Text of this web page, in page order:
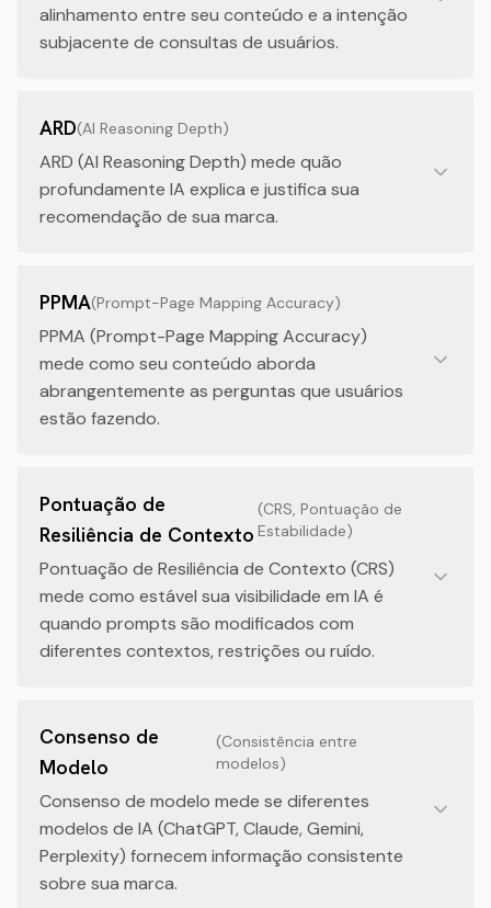
alinhamento entre seu conteúdo e a intenção
subjacente de consultas de usuários.
ARD(AI Reasoning Depth)
ARD (AI Reasoning Depth) mede quão
profundamente IA explica e justifica sua
recomendação de sua marca.
PPMA(Prompt-Page Mapping Accuracy)
PPMA (Prompt-Page Mapping Accuracy)
mede como seu conteúdo aborda
abrangentemente as perguntas que usuários
estão fazendo.
Pontuação de
Resiliência de Contexto
(CRS, Pontuação de
Estabilidade)
Pontuação de Resiliência de Contexto (CRS)
mede como estável sua visibilidade em IA é
quando prompts são modificados com
diferentes contextos, restrições ou ruído.
Consenso de
Modelo
(Consistência entre
modelos)
Consenso de modelo mede se diferentes
modelos de IA (ChatGPT, Claude, Gemini,
Perplexity) fornecem informação consistente
sobre sua marca.